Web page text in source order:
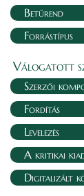
Betűrend
Forrástípus
Válogatott
Szerzői
Fordítás
Levelezés
A kritikai
Digitalizált